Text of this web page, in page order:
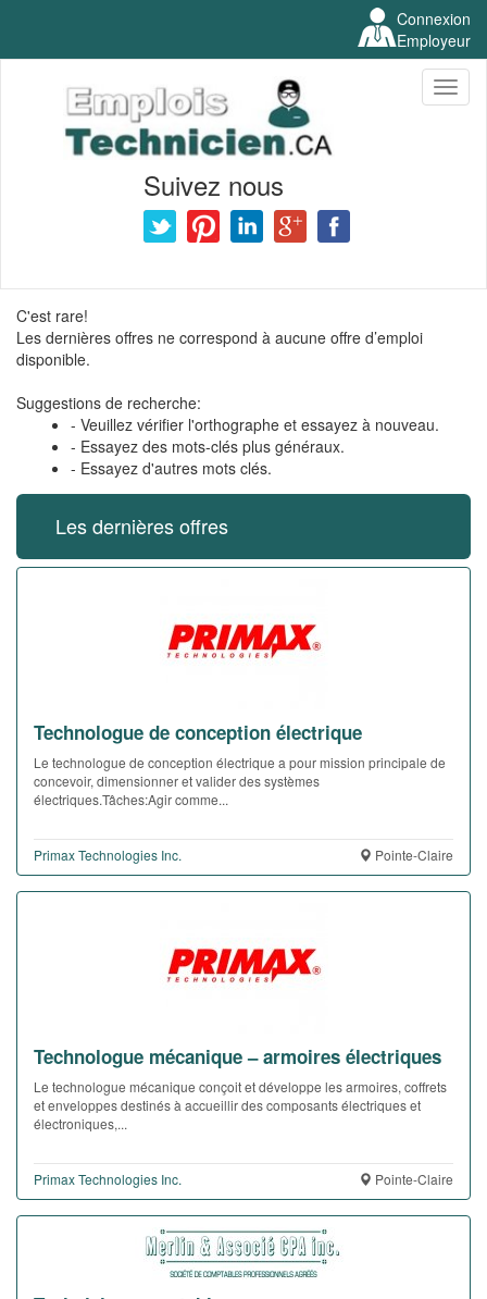
Connexion
Employeur
Suivez nous
C'est rare!
Les dernières offres ne correspond à aucune offre d’emploi
disponible.
Suggestions de recherche:
- Veuillez vérifier l'orthographe et essayez à nouveau.
- Essayez des mots-clés plus généraux.
- Essayez d'autres mots clés.
Les dernières offres
Technologue de conception électrique
Le technologue de conception électrique a pour mission principale de
concevoir, dimensionner et valider des systèmes
électriques.Tâches:Agir comme...
Primax Technologies Inc. Pointe-Claire
Technologue mécanique – armoires électriques
Le technologue mécanique conçoit et développe les armoires, coffrets
et enveloppes destinés à accueillir des composants électriques et
électroniques,...
Primax Technologies Inc. Pointe-Claire